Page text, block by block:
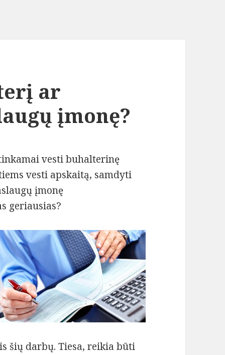
ar
įmonę?
vesti buhalterinę
vesti apskaitą, samdyti
įmonę
geriausias?
šių darbų. Tiesa, reikia būti